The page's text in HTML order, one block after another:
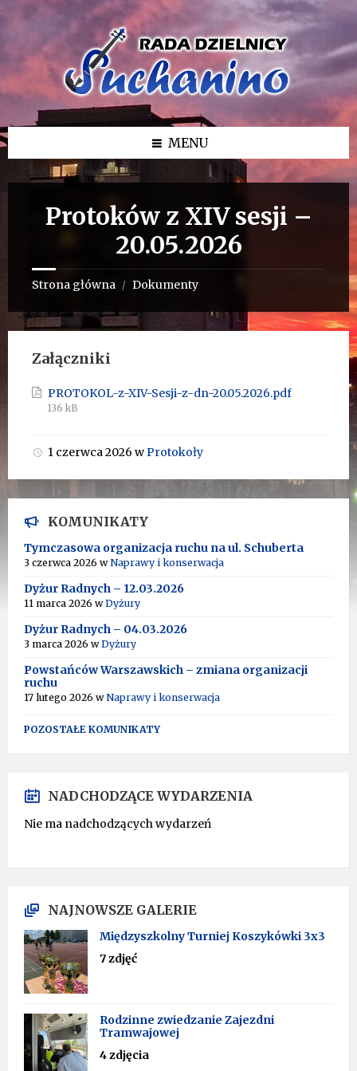
Przejdź
Przejdź
bocznego
Przejdź
MENU
Protoków z XIV sesji –
20.05.2026
Strona główna / Dokumenty
Załączniki
PROTOKOL-z-XIV-Sesji-z-dn-20.05.2026.pdf
136 kB
1 czerwca 2026 wProtokoły
KOMUNIKATY
Tymczasowa organizacja ruchu na ul. Schuberta
3 czerwca 2026 wNaprawy i konserwacja
Dyżur Radnych – 12.03.2026
11 marca 2026 wDyżury
Dyżur Radnych – 04.03.2026
3 marca 2026 wDyżury
Powstańców Warszawskich – zmiana organizacji
ruchu
17 lutego 2026 wNaprawy i konserwacja
POZOSTAŁE KOMUNIKATY
NADCHODZĄCE WYDARZENIA
Nie ma nadchodzących wydarzeń
NAJNOWSZE GALERIE
Międzyszkolny Turniej Koszykówki 3x3
7 zdjęć
Rodzinne zwiedzanie Zajezdni
Tramwajowej
4 zdjęcia